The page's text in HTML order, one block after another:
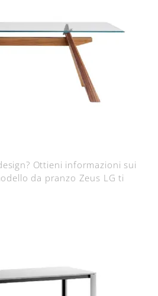
Ottieni informazioni sui
da pranzo Zeus LG ti